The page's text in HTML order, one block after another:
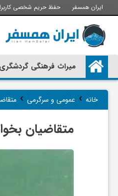
ایران همسفر حفظ حریم شخصی
م
ی
میراث فرهنگی
خانه›عمومی و سرگرمی›
متقاضیان بخوانند/